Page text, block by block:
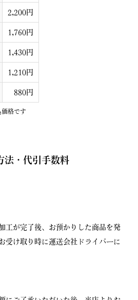
2,200円
1,760円
1,430円
1,210円
880円
格です
法・代引手数料
工が完了後、お預かりした商品を発
受け取り時に運送会社ドライバーに